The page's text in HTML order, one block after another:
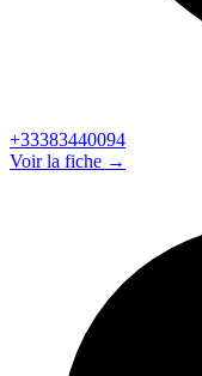
+33383440094
Voir la fiche →